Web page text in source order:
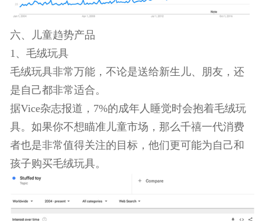
你可以考虑推出一个独立男鞋店，或者引进男鞋作
为你的品类补充。
六、儿童趋势产品
毛绒玩具非常万能，不论是送给新生儿、朋友，还